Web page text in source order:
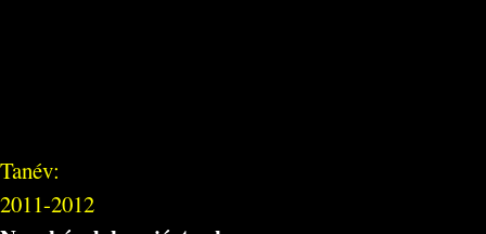
Tanév:
2011-2012